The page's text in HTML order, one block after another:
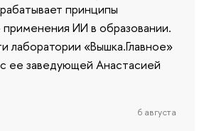
принципы
применения ИИ в образовании.
лаборатории «Вышка.Главное»
ее заведующей Анастасией
6 августа